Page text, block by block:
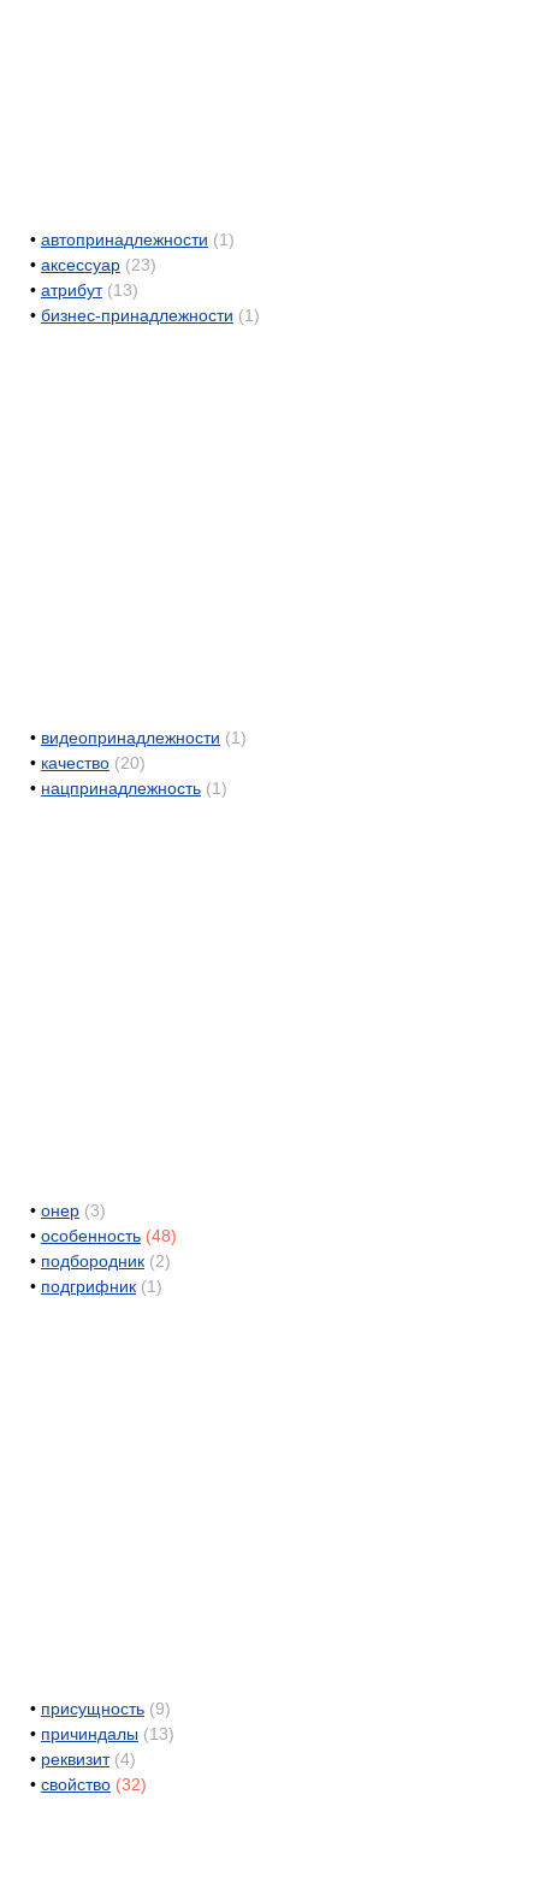
• автопринадлежности (1)
• аксессуар (23)
• атрибут (13)
• бизнес-принадлежности (1)
• видеопринадлежности (1)
• качество (20)
• нацпринадлежность (1)
• онер (3)
• особенность (48)
• подбородник (2)
• подгрифник (1)
• присущность (9)
• причиндалы (13)
• реквизит (4)
• свойство (32)